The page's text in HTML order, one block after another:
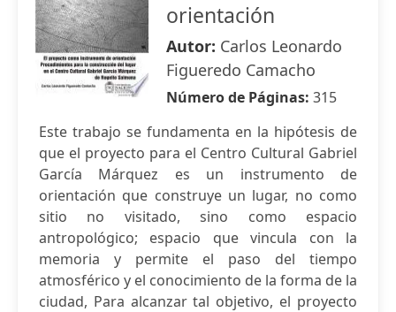
orientación
Autor: Carlos Leonardo
Figueredo Camacho
Número de Páginas: 315
Este trabajo se fundamenta en la hipótesis de
que el proyecto para el Centro Cultural Gabriel
García Márquez es un instrumento de
orientación que construye un lugar, no como
sitio no visitado, sino como espacio
antropológico; espacio que vincula con la
memoria y permite el paso del tiempo
atmosférico y el conocimiento de la forma de la
ciudad, Para alcanzar tal objetivo, el proyecto